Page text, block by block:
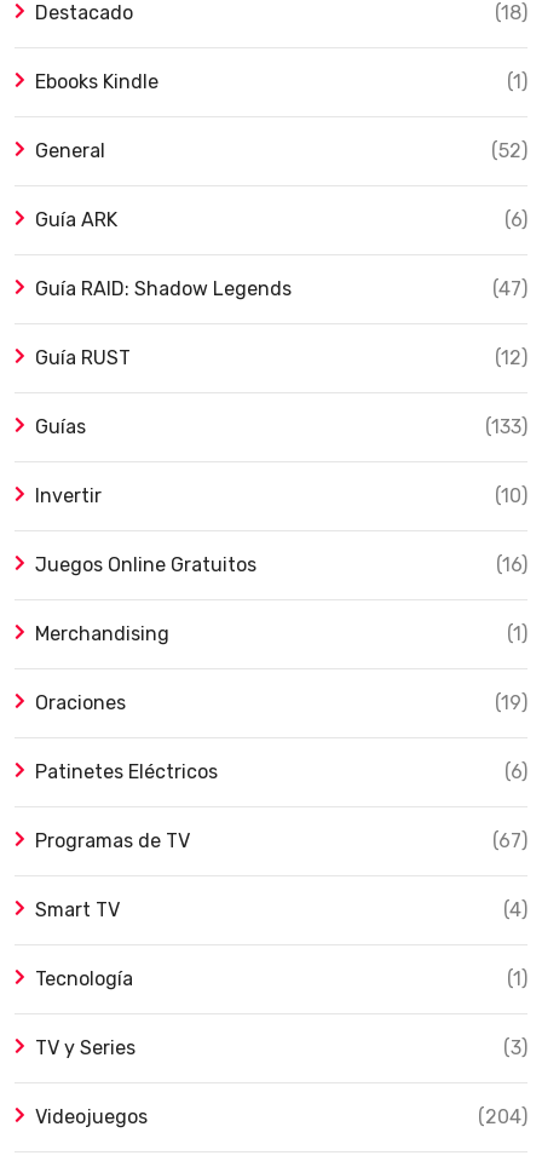
Destacado (18)
Ebooks Kindle (1)
General (52)
Guía ARK (6)
Guía RAID: Shadow Legends (47)
Guía RUST (12)
Guías (133)
Invertir (10)
Juegos Online Gratuitos (16)
Merchandising (1)
Oraciones (19)
Patinetes Eléctricos (6)
Programas de TV (67)
Smart TV (4)
Tecnología (1)
TV y Series (3)
Videojuegos (204)